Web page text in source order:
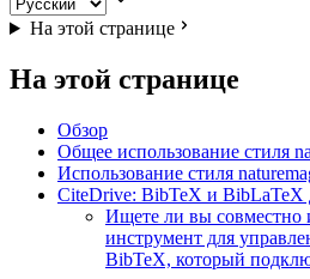
На этой странице
На этой странице
Обзор
Общее использование стиля
Использование стиля
CiteDrive: BibTeX и BibLaTeX
Ищете ли вы совместно
инструмент для
BibTeX, который